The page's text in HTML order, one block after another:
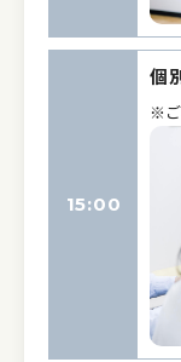
15:00
個
※